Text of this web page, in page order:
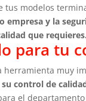
modelos
empresa y la
que requieres.
para tu
herramienta muy
control de
el